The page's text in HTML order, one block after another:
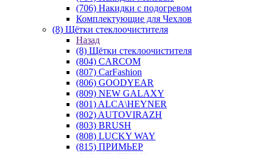
(706) Накидки с подогревом
Комплектующие для Чехлов
(8) Щётки стеклоочистителя
Назад
(8) Щётки стеклоочистителя
(804) CARCOM
(807) CarFashion
(806) GOODYEAR
(809) NEW GALAXY
(801) ALCA\HEYNER
(802) AUTOVIRAZH
(803) BRUSH
(808) LUCKY WAY
(815) ПРИМЬЕР